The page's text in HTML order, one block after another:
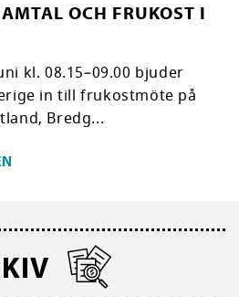
OCH FRUKOST I
kl. 08.15–09.00 bjuder
in till frukostmöte på
Bredg...